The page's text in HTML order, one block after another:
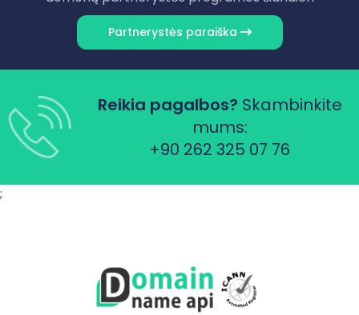
Partnerystės paraiška
Reikia pagalbos? Skambinkite
mums:
+90 262 325 07 76
;